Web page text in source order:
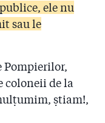
am dat la
la medicină dacă
că sunt prostii.
și până azi, va dura
toate cele
și Ilfov!
ele nu
sau le
Pompierilor,
coloneii de la
știam!,